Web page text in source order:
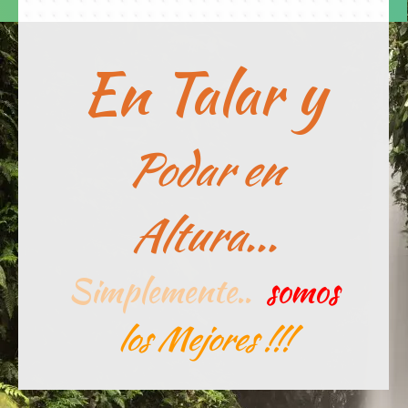
En Talar y
Podar en
Altura...
Simplemente.. somos
los Mejores !!!